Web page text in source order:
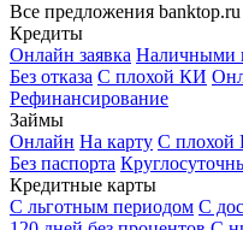
Все предложения banktop.ru
Кредиты
Онлайн заявка Наличными
Без отказа С плохой КИ
Рефинансирование
Займы
Онлайн На карту С плохой
Без паспорта
Кредитные карты
С льготным периодом С